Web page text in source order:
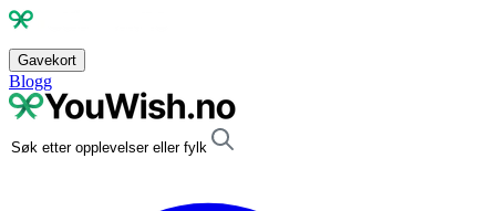
Gavekort
Blogg